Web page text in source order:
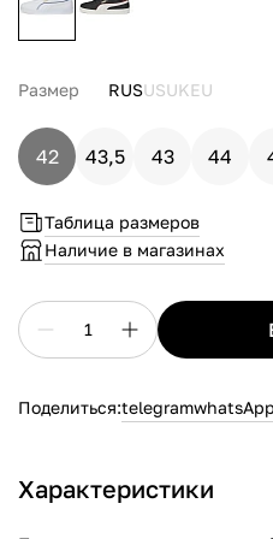
Размер RUSUSUKEU
42 43,5 43 44
Таблица размеров
Наличие в магазинах
1
Поделиться:telegramwhatsApp
Характеристики